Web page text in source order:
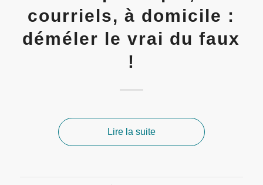
courriels, à domicile :
déméler le vrai du faux
!
Lire la suite